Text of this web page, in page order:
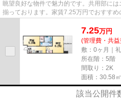
眺望良好な物件で魅力的です。共用部に
揃っております。家賃7.25万円でおすす
7.25万円
(管理費・共
敷：0ヶ月｜
所在階：5階
間取り：2K
面積：30.58㎡
該当公開件